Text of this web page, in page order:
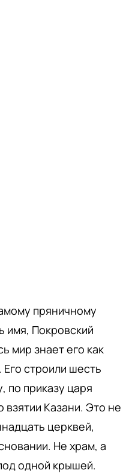
пряничному
имя, Покровский
мир знает его как
строили шесть
по приказу царя
взятии Казани. Это не
церквей,
Не храм, а
одной крышей.